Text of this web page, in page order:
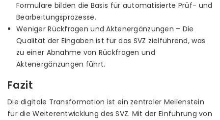
Formulare bilden die Basis für automatisierte Prüf- und
Bearbeitungsprozesse.
Weniger Rückfragen und Aktenergänzungen – Die
Qualität der Eingaben ist für das SVZ zielführend, was
zu einer Abnahme von Rückfragen und
Aktenergänzungen führt.
Fazit
Die digitale Transformation ist ein zentraler Meilenstein
für die Weiterentwicklung des SVZ. Mit der Einführung von